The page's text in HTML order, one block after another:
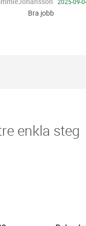
Verkstan bokade
enkla steg